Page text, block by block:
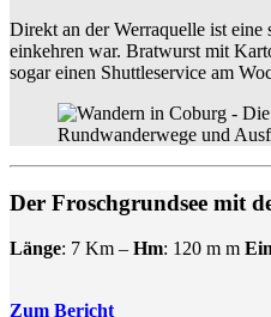
Direkt an der Werraquelle ist eine
einkehren war. Bratwurst mit
sogar einen Shuttleservice am
Der Froschgrundsee mit
Länge: 7 Km – Hm: 120 m m
Zum Bericht